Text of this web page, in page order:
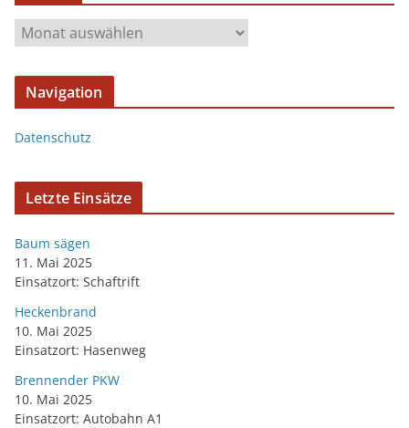
Navigation
Datenschutz
Letzte Einsätze
Baum sägen
11. Mai 2025
Einsatzort: Schaftrift
Heckenbrand
10. Mai 2025
Einsatzort: Hasenweg
Brennender PKW
10. Mai 2025
Einsatzort: Autobahn A1